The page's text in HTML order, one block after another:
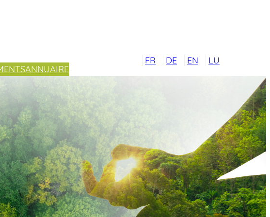
ANNUAIRE
FR DE EN LU